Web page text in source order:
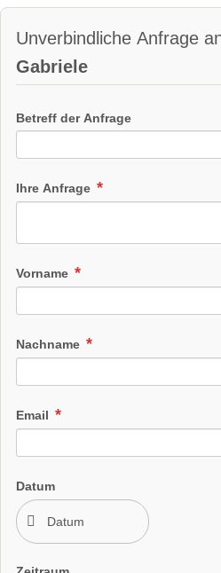
Unverbindliche Anfrage
Gabriele
Betreff der Anfrage
Ihre Anfrage
Vorname
Nachname
Email
Datum